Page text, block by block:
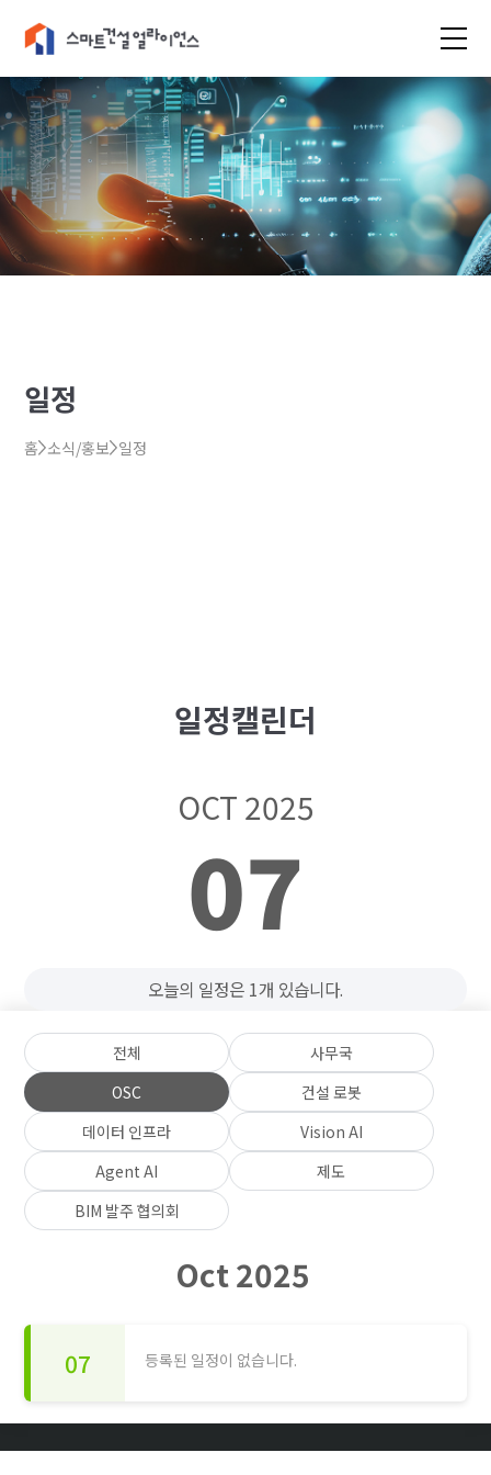
일정
홈 소식/홍보 일정
일정캘린더
OCT 2025
07
오늘의 일정은 1개 있습니다.
전체
사무국
OSC
건설 로봇
데이터 인프라
Vision AI
Agent AI
제도
BIM 발주 협의회
Oct 2025
07 등록된 일정이 없습니다.